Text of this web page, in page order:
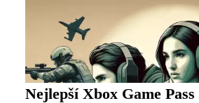
Nejlepší Xbox Game